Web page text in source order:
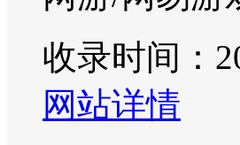
收录时间：
网站详情